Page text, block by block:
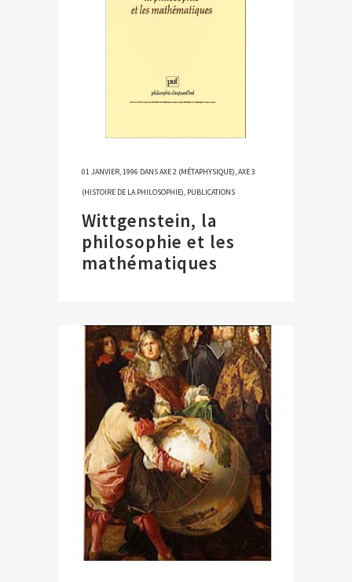
01 JANVIER, 1996 DANSAXE 2 (MÉTAPHYSIQUE),AXE 3
(HISTOIRE DE LA PHILOSOPHIE), PUBLICATIONS
Wittgenstein, la
philosophie et les
mathématiques